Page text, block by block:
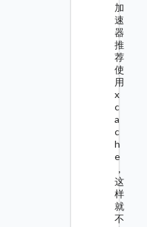
加
速
器
推
荐
使
用
x
c
a
c
h
e
，
这
样
就
不